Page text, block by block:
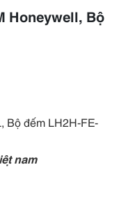
Honeywell, Bộ
Bộ đếm LH2H-FE-
nam